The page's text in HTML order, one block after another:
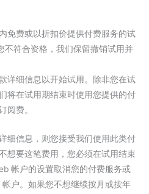
免费或以折扣价提供付费服务的试
不符合资格，我们保留撤销试用并
详细信息以开始试用。除非您在试
将在试用期结束时使用您提供的付
阅费。
细信息，则您接受我们使用此类付
想要这笔费用，您必须在试用结束
帐户的设置取消您的付费服务或
户。如果您不想继续按月或按年